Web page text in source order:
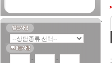
- -